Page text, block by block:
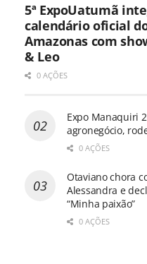
5ª ExpoUatumã
calendário oficial
Amazonas com
& Leo
0 AÇÕES
Expo Manaquiri
agronegócio,
0 AÇÕES
Otaviano chora
Alessandra e
“Minha paixão”
0 AÇÕES